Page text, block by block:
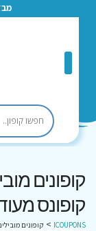
קופונים
קופונס
ICOUPONS
> קופונים